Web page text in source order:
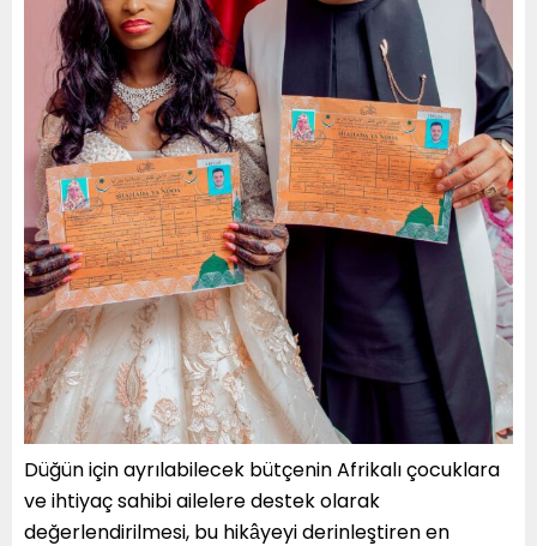
Düğün için ayrılabilecek bütçenin Afrikalı çocuklara
ve ihtiyaç sahibi ailelere destek olarak
değerlendirilmesi, bu hikâyeyi derinleştiren en